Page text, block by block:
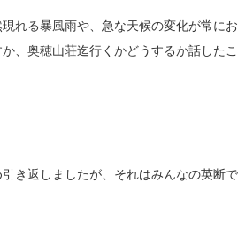
れる暴風雨や、 急な天候の変化が常に
、 奥穂山荘迄行くかどうするか話したこ
き返しましたが、それはみんなの英断で